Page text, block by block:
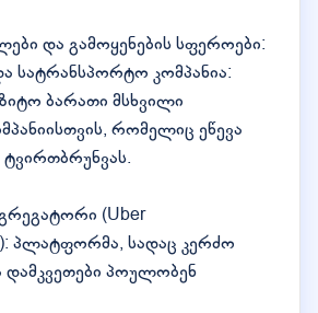
და გამოყენების სფეროები:
სატრანსპორტო კომპანია:
ბარათი მსხვილი
რომელიც ეწევა
(Uber
პლატფორმა, სადაც კერძო
დამკვეთები პოულობენ